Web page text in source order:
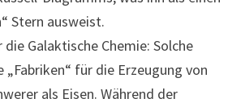
Stern ausweist.
Galaktische Chemie: Solche
„Fabriken“ für die Erzeugung von
als Eisen. Während der